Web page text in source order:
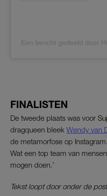
Een bericht gedeeld door
FINALISTEN
De tweede plaats was voor
dragqueen bleek Wendy van
de metamorfose op
Wat een top team van
mogen doen.’
Tekst loopt door onder de